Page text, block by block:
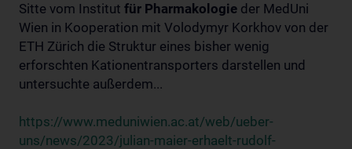
Sitte vom Institut für Pharmakologie der MedUni
Wien in Kooperation mit Volodymyr Korkhov von der
ETH Zürich die Struktur eines bisher wenig
erforschten Kationentransporters darstellen und
untersuchte außerdem...
https://www.meduniwien.ac.at/web/ueber-
uns/news/2023/julian-maier-erhaelt-rudolf-